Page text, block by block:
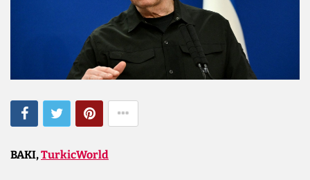
BAKI,TurkicWorld